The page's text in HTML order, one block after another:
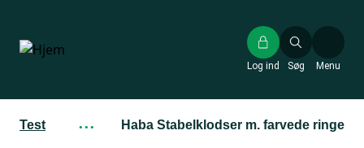
hovedindhold
Søg
Log ind Menu
Test ··· Haba Stabelklodser m. farvede ringe